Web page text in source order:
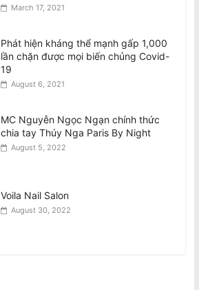
March 17, 2021
Phát hiện kháng thể mạnh gấp 1,000
lần chặn được mọi biến chủng Covid-
19
August 6, 2021
MC Nguyễn Ngọc Ngạn chính thức
chia tay Thúy Nga Paris By Night
August 5, 2022
Voila Nail Salon
August 30, 2022